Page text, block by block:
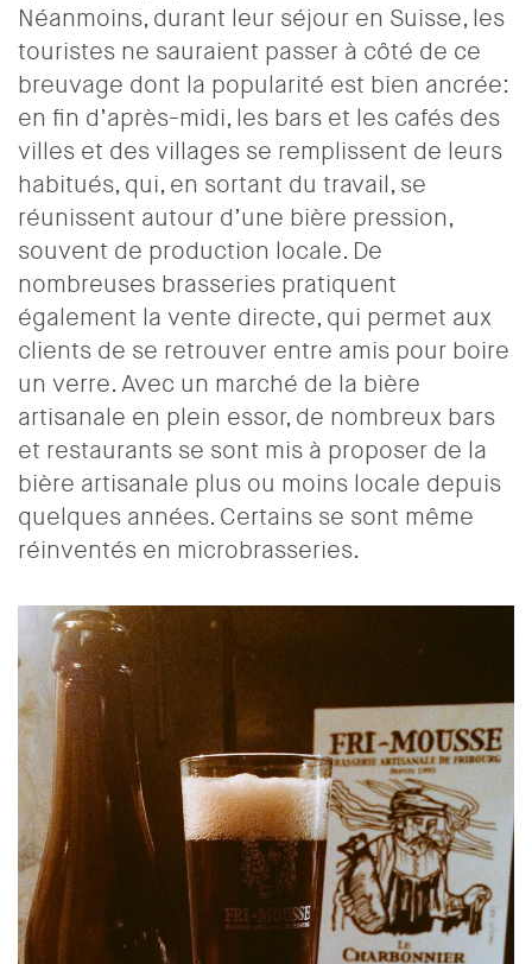
Néanmoins, durant leur séjour en Suisse, les
touristes ne sauraient passer à côté de ce
breuvage dont la popularité est bien ancrée:
en fin d’après-midi, les bars et les cafés des
villes et des villages se remplissent de leurs
habitués, qui, en sortant du travail, se
réunissent autour d’une bière pression,
souvent de production locale. De
nombreuses brasseries pratiquent
également la vente directe, qui permet aux
clients de se retrouver entre amis pour boire
un verre. Avec un marché de la bière
artisanale en plein essor, de nombreux bars
et restaurants se sont mis à proposer de la
bière artisanale plus ou moins locale depuis
quelques années. Certains se sont même
réinventés en microbrasseries.